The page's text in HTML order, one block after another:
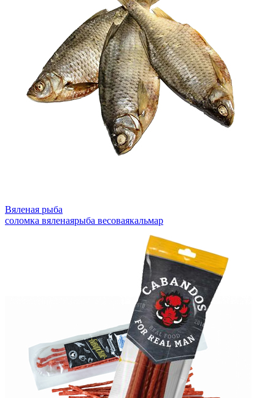
Вяленая рыба
соломка вяленаярыба весоваякальмар